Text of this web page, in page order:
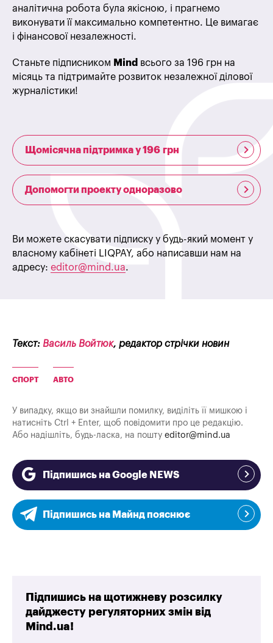
аналітична робота була якісною, і прагнемо
виконувати її максимально компетентно. Це вимагає
і фінансової незалежності.
Станьте підписником Mind всього за 196 грн на
місяць та підтримайте розвиток незалежної ділової
журналістики!
Щомісячна підтримка у 196 грн
Допомогти проекту одноразово
Ви можете скасувати підписку у будь-який момент у
власному кабінеті LIQPAY, або написавши нам на
адресу: editor@mind.ua.
Текст: Василь Войтюк, редактор стрічки новин
СПОРТ АВТО
У випадку, якщо ви знайшли помилку, виділіть її мишкою і
натисніть Ctrl + Enter, щоб повідомити про це редакцію.
Або надішліть, будь-ласка, на пошту editor@mind.ua
Підпишись на Google NEWS
Підпишись на Майнд пояснює
Підпишись на щотижневу розсилку
дайджесту регуляторних змін від
Mind.ua!